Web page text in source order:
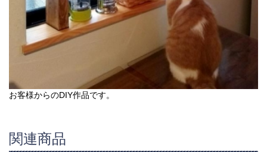
お客様からのDIY作品です。
関連商品